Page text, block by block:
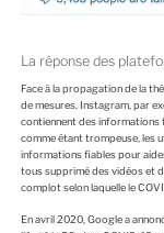
La réponse des
Face à la propagation de la
de mesures. Instagram, par
contiennent des informations
comme étant trompeuse, les
informations fiables pour
tous supprimé des vidéos et
complot selon laquelle le
En avril 2020, Google a